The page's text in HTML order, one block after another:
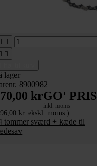


lager
8900982
krGO' PRIS
inkl. moms
kr. ekskl. moms.)
tommer sværd + kæde til